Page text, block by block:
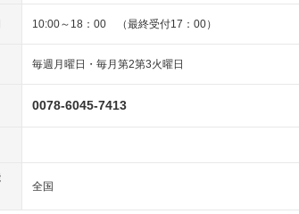
後席モニター 電動リアゲート
10:00～18：00 （最終受付17：00）
毎週月曜日・毎月第2第3火曜日
0078-6045-7413
全国